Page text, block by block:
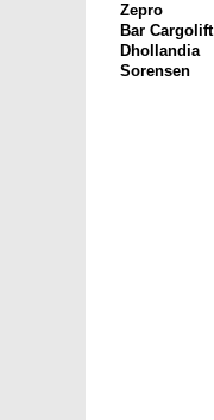
Zepro
Bar Cargolift
Dhollandia
Sorensen